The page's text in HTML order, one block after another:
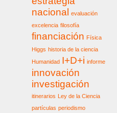
nacional
evaluación
excelencia filosofía
financiación Física
Higgs historia de la ciencia
Humanidad I+D+i informe
innovación
investigación
itinerarios Ley de la Ciencia
partículas periodismo